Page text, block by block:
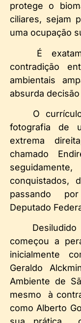
protege o
ciliares, sejam
uma ocupação
É
contradição
ambientais
absurda
O
fotografia de
extrema
chamado
conquistados,
passando
Deputado
começou a
inicialmente
Geraldo
Ambiente de
mesmo à
como Alberto